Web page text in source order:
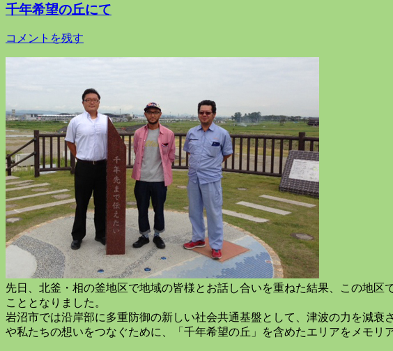
千年希望の丘にて
コメントを残す
先日、北釜・相の釜地区で地域の皆様とお話し合いを重ねた結果、この地
こととなりました。
岩沼市では沿岸部に多重防御の新しい社会共通基盤として、津波の力を減
や私たちの想いをつなぐために、「千年希望の丘」を含めたエリアをメモリ